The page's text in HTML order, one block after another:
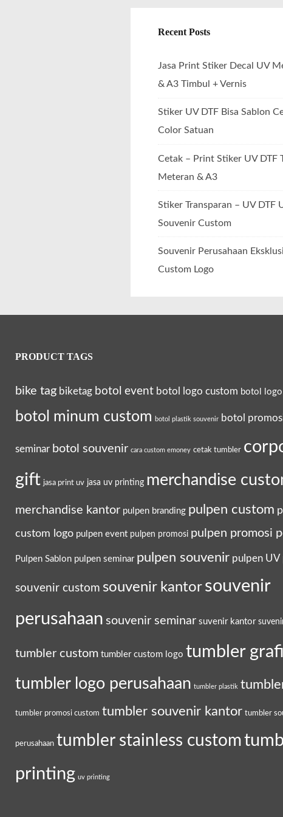
Recent Posts
Jasa Print Stiker Decal UV
& A3 Timbul + Vernis
Stiker UV DTF Bisa Sablon
Color Satuan
Cetak – Print Stiker UV DTF
Meteran & A3
Stiker Transparan – UV DTF
Souvenir Custom
Souvenir Perusahaan
Custom Logo
PRODUCT TAGS
bike tag biketag botol event botol logo custom botol logo
botol minum custom botol plastik souvenir botol
seminar botol souvenir cara custom emoney cetak tumbler
gift jasa print uv jasa uv printing merchandise
merchandise kantor pulpen branding pulpen custom
custom logo pulpen event pulpen promosi pulpen promosi
Pulpen Sablon pulpen seminar pulpen souvenir pulpen UV
souvenir custom souvenir kantor souvenir
perusahaan souvenir seminar suvenir kantor
tumbler custom tumbler custom logo tumbler
tumbler logo perusahaan tumbler plastik
tumbler promosi custom tumbler souvenir kantor tumbler
perusahaan tumbler stainless custom
printing uv printing